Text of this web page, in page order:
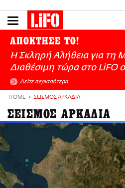
το
LIFO SHOP
NEWSLETTER
ΜΙΚΡΟΠΡΑΓΜΑΤΑ
ΕΙΔΗΣΕΙΣ
CULTURE
ΑΠΟΨΕΙΣ
ΤΡΟΠΟΣ ΖΩΗΣ
PODCASTS
Plus
ΑΠΟΚΤΗΣΕ ΤΟ!
Η Σκληρή Αλήθεια για τη
Διαθέσιμη τώρα στo LiFO
Δείτε περισσότερα
HOME ΣΕΙΣΜΟΣ ΑΡΚΑΔΙΑ
ΣΕΙΣΜΟΣ ΑΡΚΑΔΙΑ